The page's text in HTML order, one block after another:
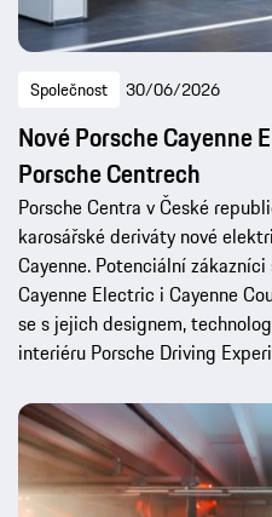
Společnost 30/06/2026
Nové Porsche Cayenne
Porsche Centrech
Porsche Centra v České
karosářské deriváty nové
Cayenne. Potenciální
Cayenne Electric i Cayenne
se s jejich designem,
interiéru Porsche Driving